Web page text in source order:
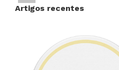
compare marcas para
Pronto para
Artigos recentes